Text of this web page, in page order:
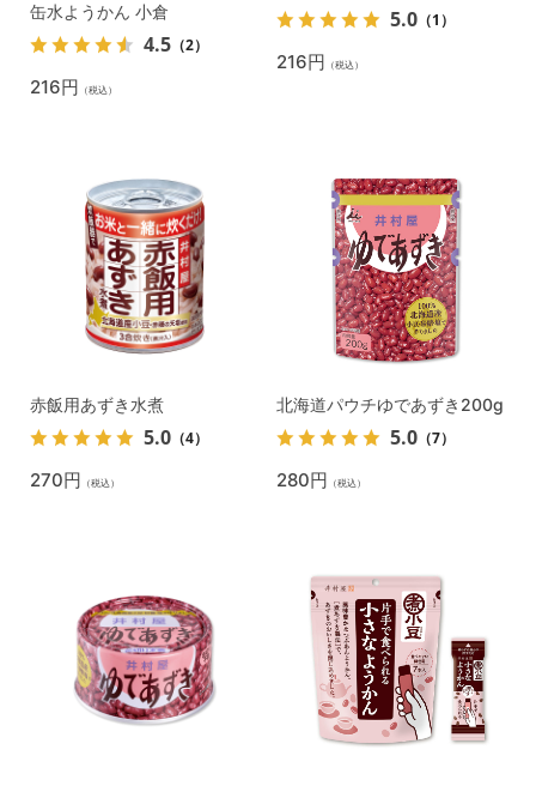
缶水ようかん 小倉
4.5 （2）
216円 （税込）
5.0 （1）
216円 （税込）
赤飯用あずき水煮
5.0 （4）
270円 （税込）
北海道パウチゆであずき200g
5.0 （7）
280円 （税込）